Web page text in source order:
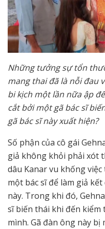
Những tưởng sự tổn
mang thai đã là nỗi đau
bi kịch một lần nữa ập
cắt bởi một gã bác sĩ
gã bác sĩ này xuất hiện?
Số phận của cô gái
giả không khỏi phải xót
dâu Kanar vu khống
một bác sĩ để làm giả
này. Trong khi đó,
sĩ biến thái khi đến kiểm
mình. Gã đàn ông này